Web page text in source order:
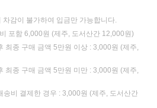
감이 불가하여 입금만 가능합니다.
포함 6,000원 (제주, 도서산간 12,000원)
최종 구매 금액 5만원 이상 : 3,000원 (제주,
최종 구매 금액 5만원 미만 : 3,000원 (제주,
송비 결제한 경우 : 3,000원 (제주, 도서산간